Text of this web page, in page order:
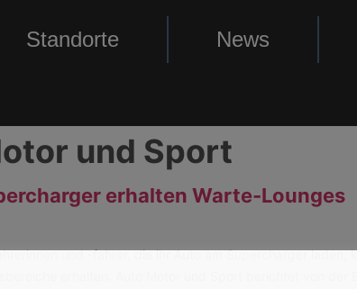
Standorte News
und Sport
erhalten Warte-Lounges
und -fahrer, die ihr Auto am Supercharger
erhalten. Auto Motor und Sport berichtet von der